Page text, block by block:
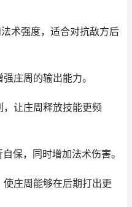
术强度，适合对抗敌方后
庄周的输出能力。
让庄周释放技能更频
保，同时增加法术伤害。
庄周能够在后期打出更